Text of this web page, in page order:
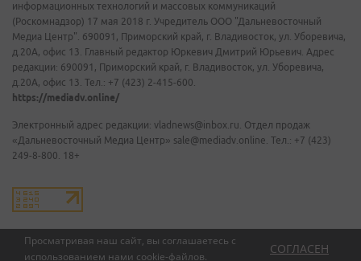
Просматривая наш сайт, вы соглашаетесь с
использованием нами cookie-файлов.
СОГЛАСЕН
информационных технологий и массовых коммуникаций
(Роскомнадзор) 17 мая 2018 г. Учредитель ООО "Дальневосточный
Медиа Центр". 690091, Приморский край, г. Владивосток, ул. Уборевича,
д.20А, офис 13. Главный редактор Юркевич Дмитрий Юрьевич. Адрес
редакции: 690091, Приморский край, г. Владивосток, ул. Уборевича,
д.20А, офис 13. Тел.: +7 (423) 2-415-600.
https://mediadv.online/
Электронный адрес редакции: vladnews@inbox.ru. Отдел продаж
«Дальневосточный Медиа Центр» sale@mediadv.online. Тел.: +7 (423)
249-8-800. 18+